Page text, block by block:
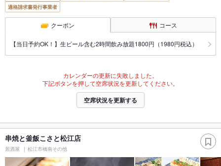
適格請求書発行事業者
クーポン コース
【当日予約OK！】生ビール含む2時間飲み放題1800円（1980円税込）
カレンダーの更新に失敗しました。
下記ボタンを押して空席状況を更新してください。
空席状況を更新する
串焼と釜飯こさと松江店
居酒屋 松江市橋南その他